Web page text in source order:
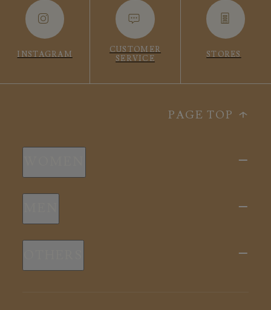
INSTAGRAM
CUSTOMER
SERVICE
STORES
PAGE TOP
新商品
スリープウェア
ルームウェア
新商品